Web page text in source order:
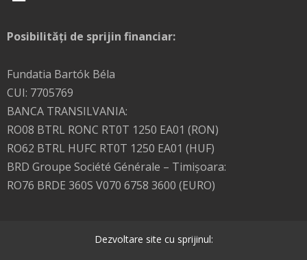
Posibilități de sprijin financiar:
Fundatia Bartók Béla
CUI: 7705769
BANCA TRANSILVANIA:
RO08 BTRL RONC RT0T 1250 EA01 (RON)
RO62 BTRL HUFC RT0T 1250 EA01 (HUF)
BRD Groupe Société Générale – Timişoara:
RO76 BRDE 360S V070 6758 3600 (EURO)
Dezvoltare site cu sprijinul: